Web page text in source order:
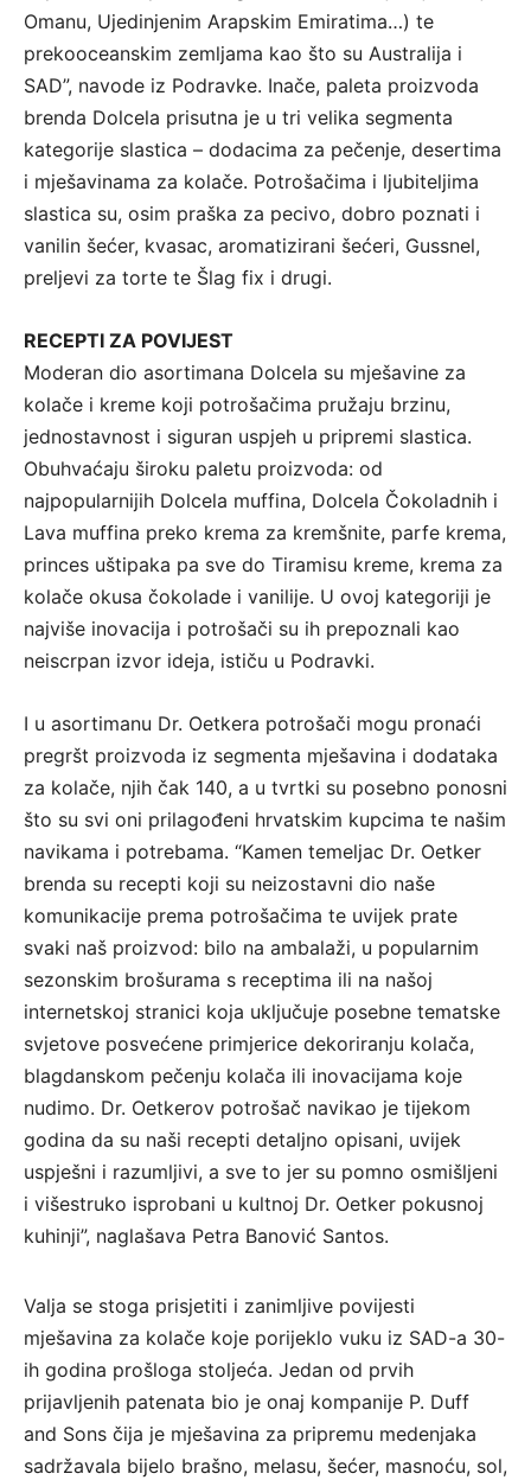
Omanu, Ujedinjenim Arapskim Emiratima…) te
prekooceanskim zemljama kao što su Australija i
SAD”, navode iz Podravke. Inače, paleta proizvoda
brenda Dolcela prisutna je u tri velika segmenta
kategorije slastica – dodacima za pečenje, desertima
i mješavinama za kolače. Potrošačima i ljubiteljima
slastica su, osim praška za pecivo, dobro poznati i
vanilin šećer, kvasac, aromatizirani šećeri, Gussnel,
preljevi za torte te Šlag fix i drugi.
RECEPTI ZA POVIJEST
Moderan dio asortimana Dolcela su mješavine za
kolače i kreme koji potrošačima pružaju brzinu,
jednostavnost i siguran uspjeh u pripremi slastica.
Obuhvaćaju široku paletu proizvoda: od
najpopularnijih Dolcela muffina, Dolcela Čokoladnih i
Lava muffina preko krema za kremšnite, parfe krema,
princes uštipaka pa sve do Tiramisu kreme, krema za
kolače okusa čokolade i vanilije. U ovoj kategoriji je
najviše inovacija i potrošači su ih prepoznali kao
neiscrpan izvor ideja, ističu u Podravki.
I u asortimanu Dr. Oetkera potrošači mogu pronaći
pregršt proizvoda iz segmenta mješavina i dodataka
za kolače, njih čak 140, a u tvrtki su posebno ponosni
što su svi oni prilagođeni hrvatskim kupcima te našim
navikama i potrebama. “Kamen temeljac Dr. Oetker
brenda su recepti koji su neizostavni dio naše
komunikacije prema potrošačima te uvijek prate
svaki naš proizvod: bilo na ambalaži, u popularnim
sezonskim brošurama s receptima ili na našoj
internetskoj stranici koja uključuje posebne tematske
svjetove posvećene primjerice dekoriranju kolača,
blagdanskom pečenju kolača ili inovacijama koje
nudimo. Dr. Oetkerov potrošač navikao je tijekom
godina da su naši recepti detaljno opisani, uvijek
uspješni i razumljivi, a sve to jer su pomno osmišljeni
i višestruko isprobani u kultnoj Dr. Oetker pokusnoj
kuhinji”, naglašava Petra Banović Santos.
Valja se stoga prisjetiti i zanimljive povijesti
mješavina za kolače koje porijeklo vuku iz SAD-a 30-
ih godina prošloga stoljeća. Jedan od prvih
prijavljenih patenata bio je onaj kompanije P. Duff
and Sons čija je mješavina za pripremu medenjaka
sadržavala bijelo brašno, melasu, šećer, masnoću, sol,